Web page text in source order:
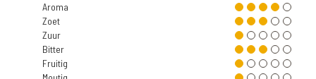
Aroma
Zoet
Zuur
Bitter
Fruitig